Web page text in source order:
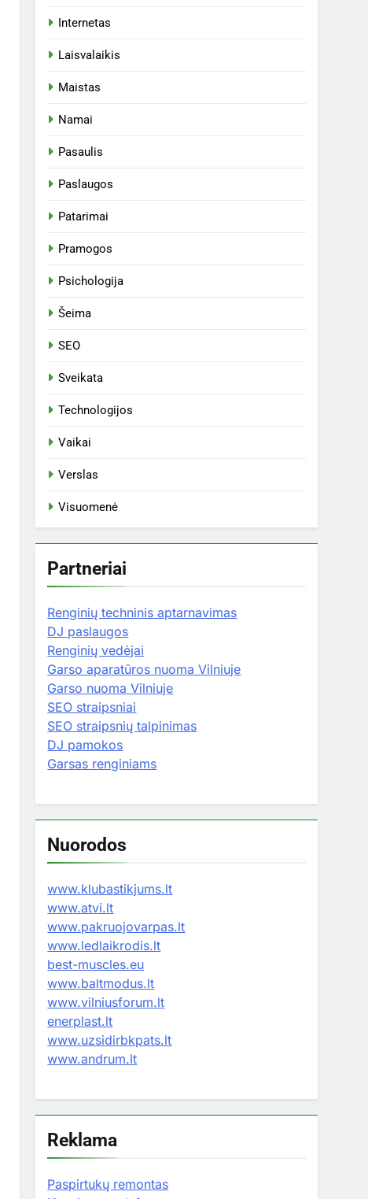
Internetas
Laisvalaikis
Maistas
Namai
Pasaulis
Paslaugos
Patarimai
Pramogos
Psichologija
Šeima
SEO
Sveikata
Technologijos
Vaikai
Verslas
Visuomenė
Partneriai
Renginių techninis aptarnavimas
DJ paslaugos
Renginių vedėjai
Garso aparatūros nuoma Vilniuje
Garso nuoma Vilniuje
SEO straipsniai
SEO straipsnių talpinimas
DJ pamokos
Garsas renginiams
Nuorodos
www.klubastikjums.lt
www.atvi.lt
www.pakruojovarpas.lt
www.ledlaikrodis.lt
best-muscles.eu
www.baltmodus.lt
www.vilniusforum.lt
enerplast.lt
www.uzsidirbkpats.lt
www.andrum.lt
Reklama
Paspirtukų remontas